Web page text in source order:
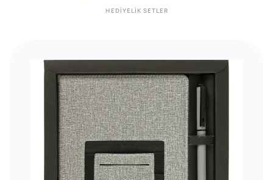
HEDIYELIK SETLER